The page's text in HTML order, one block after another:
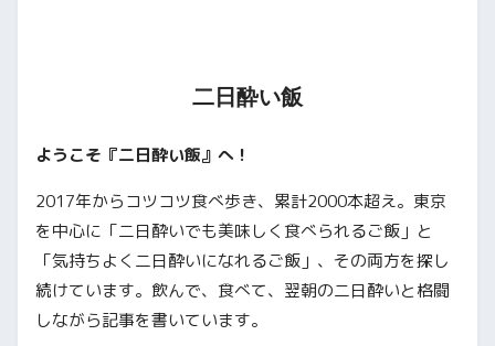
二日酔い飯
ようこそ『二日酔い飯』へ！
2017年からコツコツ食べ歩き、累計2000本超え。東京
を中心に「二日酔いでも美味しく食べられるご飯」と
「気持ちよく二日酔いになれるご飯」、その両方を探し
続けています。飲んで、食べて、翌朝の二日酔いと格闘
しながら記事を書いています。